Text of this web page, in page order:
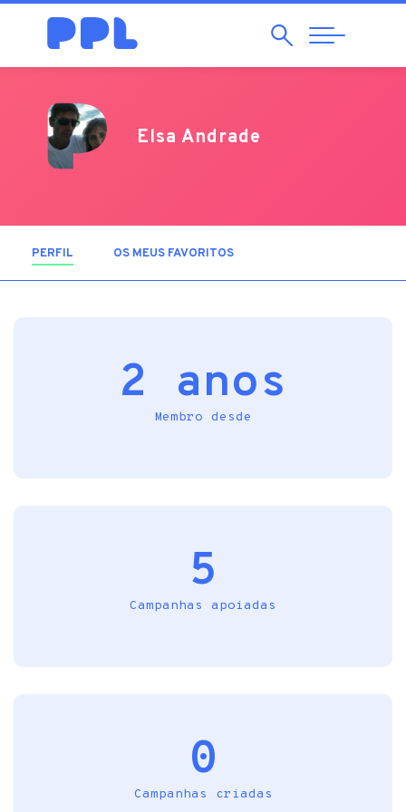
Pesquisar
Abrir
Navegação
Elsa Andrade
PERFIL (SEPARADOR ATIVO)
OS MEUS FAVORITOS
2 anos
Membro desde
5
Campanhas apoiadas
0
Campanhas criadas